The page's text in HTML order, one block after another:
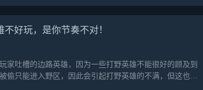
好玩，是你节奏不对！
家吐槽的边路英雄，因为一些打野英雄不能很好的顾及到
偷只能进入野区，因此会引起打野英雄的不满，但这也是